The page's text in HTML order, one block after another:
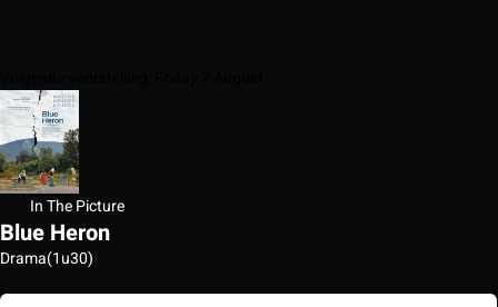
In The Picture
Blue Heron
Drama(1u30)